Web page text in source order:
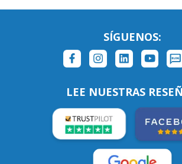
Mira Nuestra Lista Completa de
LEE NUESTRAS